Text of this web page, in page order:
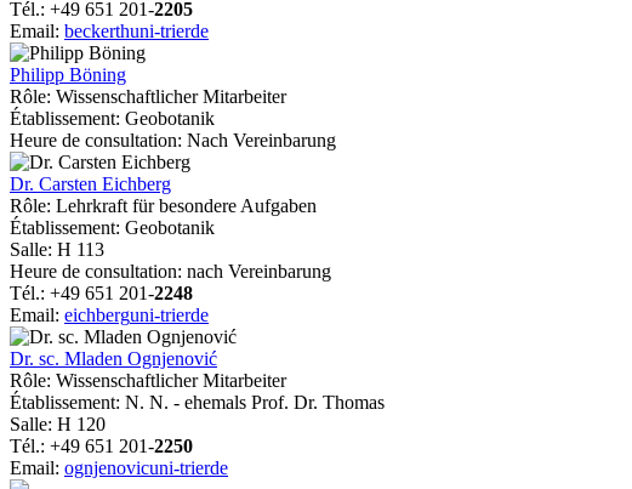
Tél.: +49 651 201-2205
Email: beckerthuni-trierde
Philipp Böning
Rôle: Wissenschaftlicher Mitarbeiter
Établissement: Geobotanik
Heure de consultation: Nach Vereinbarung
Dr. Carsten Eichberg
Rôle: Lehrkraft für besondere Aufgaben
Établissement: Geobotanik
Salle: H 113
Heure de consultation: nach Vereinbarung
Tél.: +49 651 201-2248
Email: eichberguni-trierde
Dr. sc. Mladen Ognjenović
Rôle: Wissenschaftlicher Mitarbeiter
Établissement: N. N. - ehemals Prof. Dr. Thomas
Salle: H 120
Tél.: +49 651 201-2250
Email: ognjenovicuni-trierde